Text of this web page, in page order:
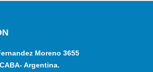
Moreno 3655
Argentina.